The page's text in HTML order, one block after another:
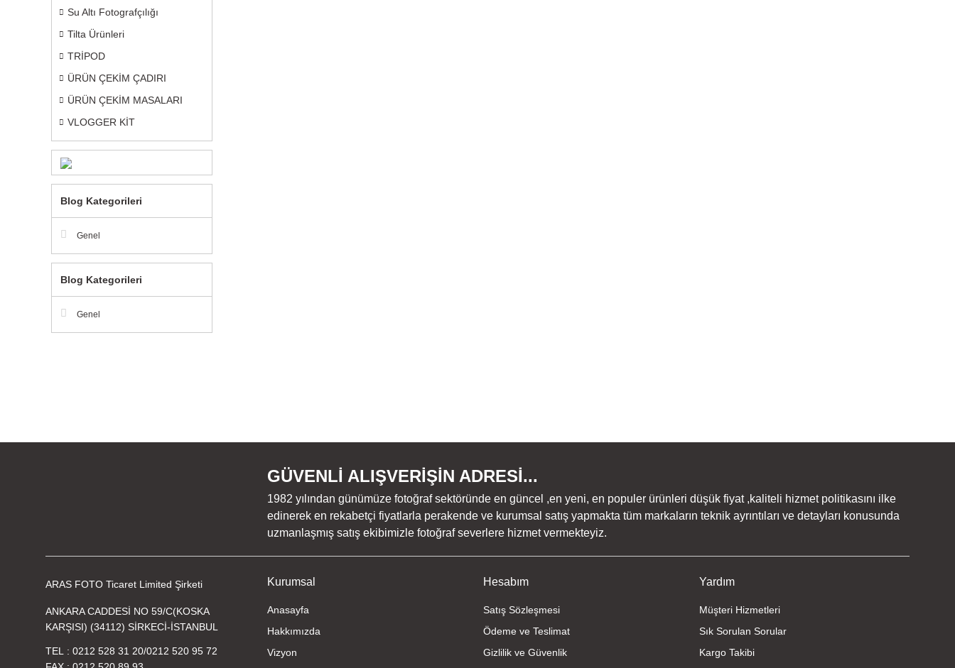
Su Altı Fotografçılığı
Tilta Ürünleri
TRİPOD
ÜRÜN ÇEKİM ÇADIRI
ÜRÜN ÇEKİM MASALARI
VLOGGER KİT
Blog Kategorileri
Genel
Blog Kategorileri
Genel
GÜVENLİ ALIŞVERİŞİN ADRESİ...
1982 yılından günümüze fotoğraf sektöründe en güncel ,en yeni, en populer ürünleri düşük fiyat ,kaliteli hizmet politikasını ilke
edinerek en rekabetçi fiyatlarla perakende ve kurumsal satış yapmakta tüm markaların teknik ayrıntıları ve detayları konusunda
uzmanlaşmış satış ekibimizle fotoğraf severlere hizmet vermekteyiz.
ARAS FOTO Ticaret Limited Şirketi
ANKARA CADDESİ NO 59/C(KOSKA
KARŞISI) (34112) SİRKECİ-İSTANBUL
TEL 0212 528 31 20/0212 520 95 72
Kurumsal
Anasayfa
Hakkımızda
Vizyon
Hesabım
Satış Sözleşmesi
Ödeme ve Teslimat
Gizlilik ve Güvenlik
Yardım
Müşteri Hizmetleri
Sık Sorulan Sorular
Kargo Takibi